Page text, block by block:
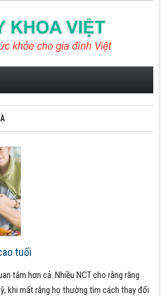
tuổi
tâm hơn cả. Nhiều NCT cho rằng răng
khi mất răng họ thường tìm cách thay đổi